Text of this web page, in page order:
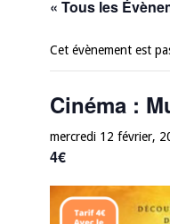
« Tous les
Cet évènement est
Cinéma :
mercredi 12 février,
4€